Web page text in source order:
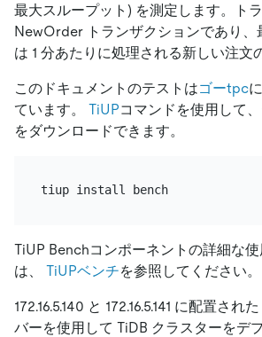
最大スループット) を測定します。ト
NewOrder トランザクションであり、
は 1 分あたりに処理される新しい注文
このドキュメントのテストはゴーtpc
ています。 TiUPコマンドを使用して
をダウンロードできます。
tiup install bench
TiUP Benchコンポーネントの詳細な
は、 TiUPベンチを参照してください。
172.16.5.140 と 172.16.5.141 に配置され
バーを使用して TiDB クラスターをデ